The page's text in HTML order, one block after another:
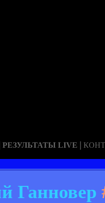
РЕЗУЛЬТАТЫ LIVE |
Ганновер